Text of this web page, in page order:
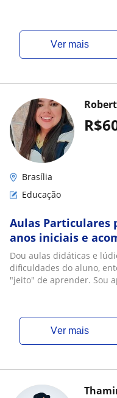
ver mais
Brasília
Educação
Aulas Particulares
anos iniciais e
educação infantil
Dou aulas didáticas e
dificuldades do aluno,
"jeito" de aprender. Sou
ver mais